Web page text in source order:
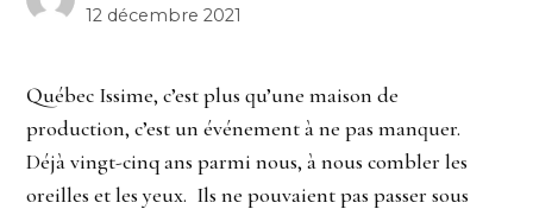
12 décembre 2021
Québec Issime, c’est plus qu’une maison de
production, c’est un événement à ne pas manquer.
Déjà vingt-cinq ans parmi nous, à nous combler les
oreilles et les yeux. Ils ne pouvaient pas passer sous